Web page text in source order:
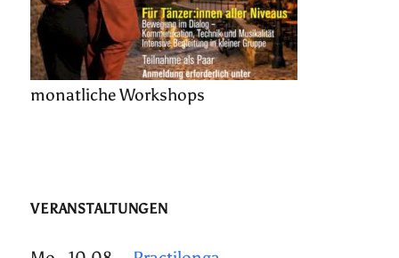
monatliche Workshops
VERANSTALTUNGEN